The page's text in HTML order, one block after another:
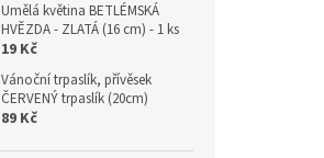
Umělá květina BETLÉMSKÁ
HVĚZDA - ZLATÁ (16 cm) - 1 ks
19 Kč
Vánoční trpaslík, přívěsek
ČERVENÝ trpaslík (20cm)
89 Kč